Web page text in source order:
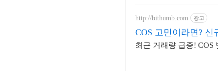
http://bithumb.com 광고
COS 고민이라면?
최근 거래량 급증! COS